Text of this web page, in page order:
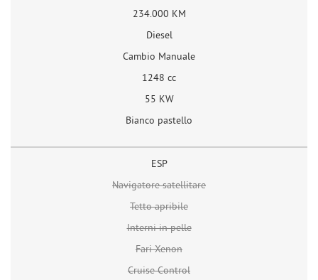
234.000 KM
Diesel
Cambio Manuale
1248 cc
55 KW
Bianco pastello
ESP
Navigatore satellitare
Tetto apribile
Interni in pelle
Fari Xenon
Cruise Control